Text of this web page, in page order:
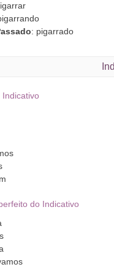
: pigarrado
Indicativo
do Indicativo